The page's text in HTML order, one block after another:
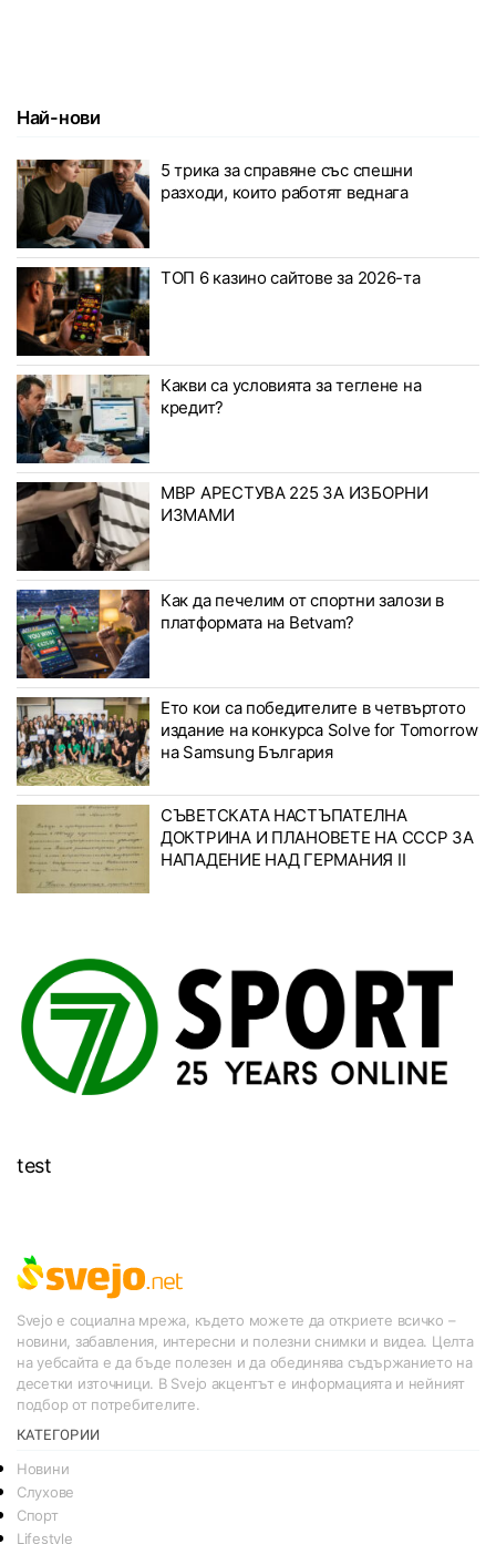
Най-нови
5 трика за справяне със спешни
разходи, които работят веднага
ТОП 6 казино сайтове за 2026-та
Какви са условията за теглене на
кредит?
МВР АРЕСТУВА 225 ЗА ИЗБОРНИ
ИЗМАМИ
Как да печелим от спортни залози в
платформата на Betvam?
Ето кои са победителите в четвъртото
издание на конкурса Solve for Tomorrow
на Samsung България
СЪВЕТСКАТА НАСТЪПАТЕЛНА
ДОКТРИНА И ПЛАНОВЕТЕ НА СССР ЗА
НАПАДЕНИЕ НАД ГЕРМАНИЯ II
test
Svejo е социална мрежа, където можете да откриете всичко –
новини, забавления, интересни и полезни снимки и видеа. Целта
на уебсайта е да бъде полезен и да обединява съдържанието на
десетки източници. В Svejo акцентът е информацията и нейният
подбор от потребителите.
КАТЕГОРИИ
Новини
Слухове
Спорт
Lifestyle